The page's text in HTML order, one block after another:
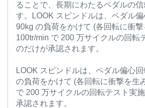
ることで、長期にわたるペダルの信
す。LOOK スピンドルは、ペダル
90kg の負荷をかけて (各回転に衝
100tr/min で 200 万サイクルの回転
のだけが承認されます。
LOOK スピンドルは、ペダル偏心
の負荷をかけて (各回転に衝撃を生
で 200 万サイクルの回転テスト実
承認されます。